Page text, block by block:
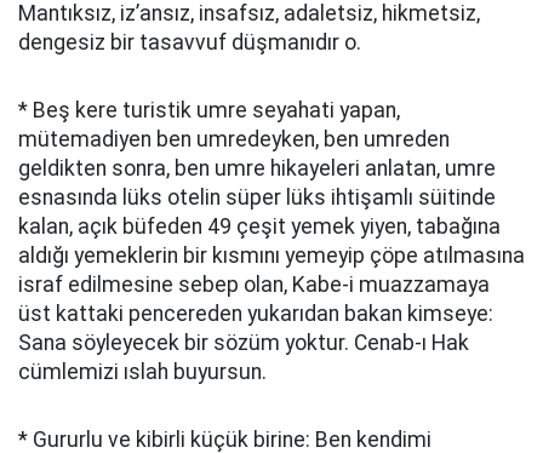
Mantıksız, iz’ansız, insafsız, adaletsiz, hikmetsiz,
dengesiz bir tasavvuf düşmanıdır o.
* Beş kere turistik umre seyahati yapan,
mütemadiyen ben umredeyken, ben umreden
geldikten sonra, ben umre hikayeleri anlatan, umre
esnasında lüks otelin süper lüks ihtişamlı süitinde
kalan, açık büfeden 49 çeşit yemek yiyen, tabağına
aldığı yemeklerin bir kısmını yemeyip çöpe atılmasına
israf edilmesine sebep olan, Kabe-i muazzamaya
üst kattaki pencereden yukarıdan bakan kimseye:
Sana söyleyecek bir sözüm yoktur. Cenab-ı Hak
cümlemizi ıslah buyursun.
* Gururlu ve kibirli küçük birine: Ben kendimi